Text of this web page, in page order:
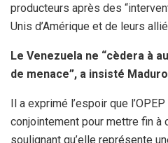
producteurs après des
Unis d’Amérique et de leurs
Le Venezuela ne “cèdera à
de menace”, a insisté
Il a exprimé l’espoir que
conjointement pour mettre fin à
soulignant qu’elle représente